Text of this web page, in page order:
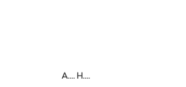
A.... H....